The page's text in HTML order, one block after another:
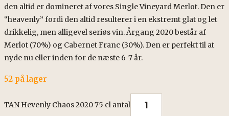
den altid er domineret af vores Single Vineyard Merlot. Den er
“heavenly” fordi den altid resulterer i en ekstremt glat og let
drikkelig, men alligevel seriøs vin. Årgang 2020 består af
Merlot (70%) og Cabernet Franc (30%). Den er perfekt til at
nyde nu eller inden for de næste 6-7 år.
52 på lager
TAN Hevenly Chaos 2020 75 cl antal